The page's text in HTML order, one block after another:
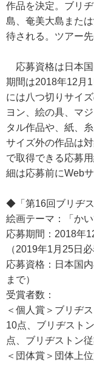
作品を決定。ブリ
島、奄美大島また
待される。ツアー
応募資格は日本国
期間は2018年12月
には八つ切りサイ
ヨン、絵の具、マ
タル作品や、紙、
サイズ外の作品は
で取得できる応募
細は応募前にWeb
◆「第16回ブリヂス
絵画テーマ：「か
応募期間：2018年
（2019年1月25日必
応募資格：日本国
まで）
受賞者数：
＜個人賞＞ブリヂ
10点、ブリヂスト
点、ブリヂストン
＜団体賞＞団体上